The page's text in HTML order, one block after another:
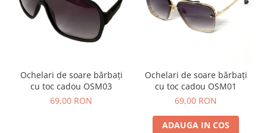
Ochelari de soare bărbați
cu toc cadou OSM03
69,00 RON
Ochelari de soare bărbați
cu toc cadou OSM01
69,00 RON
ADAUGA IN COS